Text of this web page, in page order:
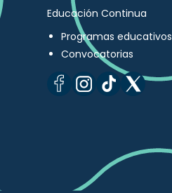
Educación Continua
Programas educativos
Convocatorias